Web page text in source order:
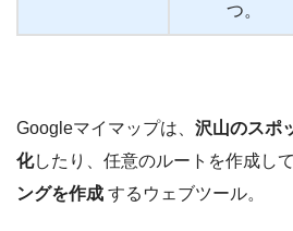
つ。
Googleマイマップは、 沢山のスポ
化したり、任意のルートを作成して
ングを作成 するウェブツール。